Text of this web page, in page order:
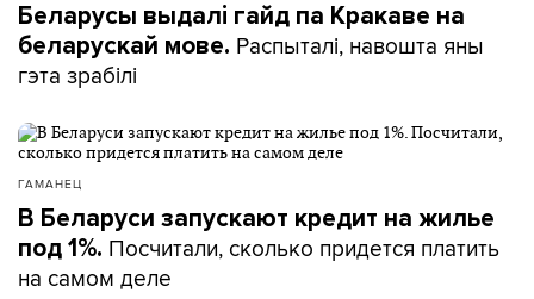
Беларусы выдалі гайд па Кракаве на
беларускай мове. Распыталі, навошта яны
гэта зрабілі
ГАМАНЕЦ
В Беларуси запускают кредит на жилье
под 1%. Посчитали, сколько придется платить
на самом деле